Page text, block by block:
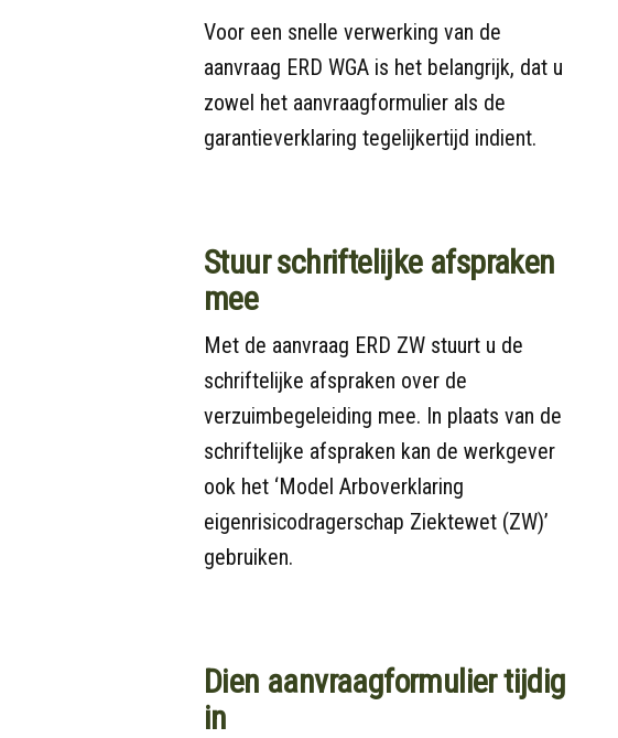
Voor een snelle verwerking van de
aanvraag ERD WGA is het belangrijk, dat u
zowel het aanvraagformulier als de
garantieverklaring tegelijkertijd indient.
Stuur schriftelijke afspraken
mee
Met de aanvraag ERD ZW stuurt u de
schriftelijke afspraken over de
verzuimbegeleiding mee. In plaats van de
schriftelijke afspraken kan de werkgever
ook het ‘Model Arboverklaring
eigenrisicodragerschap Ziektewet (ZW)’
gebruiken.
Dien aanvraagformulier tijdig
in